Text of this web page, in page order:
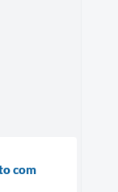
com